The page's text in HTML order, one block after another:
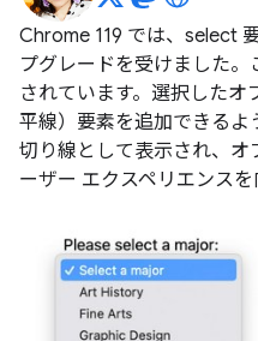
Chrome 119 では、select
プグレードを受けました。
されています。選択したオ
平線）要素を追加できる
切り線として表示され、
ーザー エクスペリエンスを